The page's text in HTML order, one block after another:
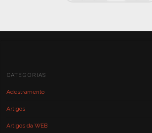
CATEGORIAS
Adestramento
Artigos
Artigos da WEB